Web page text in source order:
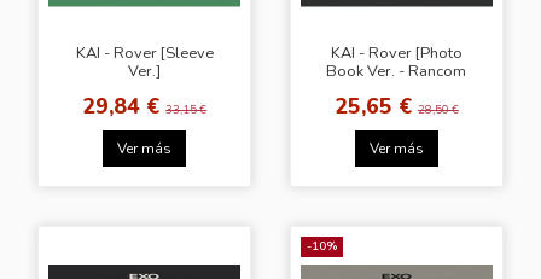
KAI - Rover [Sleeve
Ver.]
29,84 €33,15 €
Ver más
KAI - Rover [Photo
Book Ver. - Rancom
25,65 €28,50 €
Ver más
-10%